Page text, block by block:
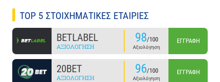
TOP 5 ΣΤΟΙΧΗΜΑΤΙΚΕΣ ΕΤΑΙΡΙΕΣ
BETLABEL
ΑΞΙΟΛΌΓΗΣΗ
98/100
Αξιολόγηση
ΕΓΓΡΑΦΉ
20BET
ΑΞΙΟΛΌΓΗΣΗ
96/100
Αξιολόγηση
ΕΓΓΡΑΦΉ